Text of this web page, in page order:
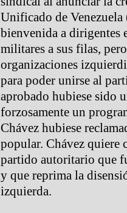
Unificado de
bienvenida a dirigentes
militares a sus filas,
organizaciones
para poder unirse al
aprobado hubiese sido
forzosamente un
Chávez hubiese
popular. Chávez quiere
partido autoritario que
y que reprima la
izquierda.